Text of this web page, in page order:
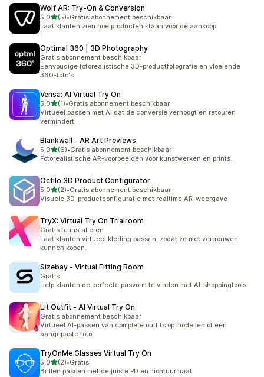
Wolf AR: Try‑On & Conversion
5,0van 5 sterren
(5)
5 recensies in totaal
•Gratis abonnement beschikbaar
Laat klanten zien hoe producten staan vóór de aankoop
Optimal 360 | 3D Photography
Gratis abonnement beschikbaar
Eenvoudige fotorealistische 3D-productfotografie en vloeiende
360-foto's
Vensa: AI Virtual Try On
5,0van 5 sterren
(1)
1 recensies in totaal
•Gratis abonnement beschikbaar
Virtueel passen met AI dat de conversie verhoogt en retouren
vermindert.
Blankwall ‑ AR Art Previews
5,0van 5 sterren
(6)
6 recensies in totaal
•Gratis abonnement beschikbaar
Fotorealistische AR-voorbeelden voor kunstwerken en prints.
Octilo 3D Product Configurator
5,0van 5 sterren
(2)
2 recensies in totaal
•Gratis abonnement beschikbaar
Visuele 3D-productconfiguratie met realtime AR-weergave
TryX: Virtual Try On Trialroom
Gratis te installeren
Laat klanten virtueel kleding passen, zodat ze met vertrouwen
kunnen kopen.
Sizebay ‑ Virtual Fitting Room
Gratis
Help klanten de perfecte pasvorm te vinden met AI-shoppingtools
Lit Outfit ‑ AI Virtual Try On
Gratis abonnement beschikbaar
Virtueel AI-passen van complete outfits op modellen of een
aangepaste foto
TryOnMe Glasses Virtual Try On
5,0van 5 sterren
(2)
2 recensies in totaal
•Gratis
Brillen passen met de juiste PD en montuurmaat